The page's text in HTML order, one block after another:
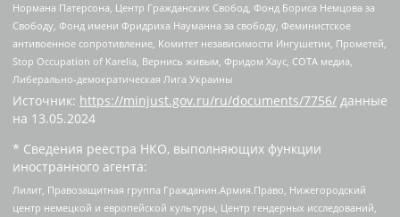
Нормана Патерсона, Центр Гражданских Свобод, Фонд Бориса Немцова за
Свободу, Фонд имени Фридриха Науманна за свободу, Феминистское
антивоенное сопротивление, Комитет независимости Ингушетии, Прометей,
Stop Occupation of Karelia, Вернись живым, Фридом Хаус, СОТА медиа,
Либерально-демократическая Лига Украины
Источник: https://minjust.gov.ru/ru/documents/7756/ данные
на 13.05.2024
* Сведения реестра НКО, выполняющих функции
иностранного агента:
Лилит, Правозащитная группа Гражданин.Армия.Право, Нижегородский
центр немецкой и европейской культуры, Центр гендерных исследований,